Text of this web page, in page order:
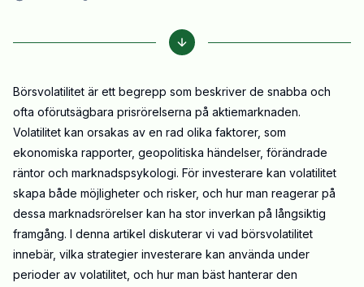
Börsvolatilitet är ett begrepp som beskriver de snabba och
ofta oförutsägbara prisrörelserna på aktiemarknaden.
Volatilitet kan orsakas av en rad olika faktorer, som
ekonomiska rapporter, geopolitiska händelser, förändrade
räntor och marknadspsykologi. För investerare kan volatilitet
skapa både möjligheter och risker, och hur man reagerar på
dessa marknadsrörelser kan ha stor inverkan på långsiktig
framgång. I denna artikel diskuterar vi vad börsvolatilitet
innebär, vilka strategier investerare kan använda under
perioder av volatilitet, och hur man bäst hanterar den